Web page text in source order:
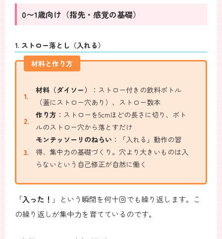
0〜1歳向け（指先・感覚の基礎）
1. ストロー落とし（入れる）
材料と作り方
材料（ダイソー）
：ストロー付きの飲料ボトル
（蓋にストロー穴あり）、ストロー数本
作り方 ：ストローを5cmほどの長さに切り、ボト
ルのストロー穴から落とすだけ
モンテッソーリのねらい ：「入れる」動作の習
得、集中力の基礎づくり。穴より大きいものは入
らないという自己修正が自然に働く
「入った！ 」という瞬間を何十回でも繰り返します。こ
の繰り返しが集中力を育てているのです。